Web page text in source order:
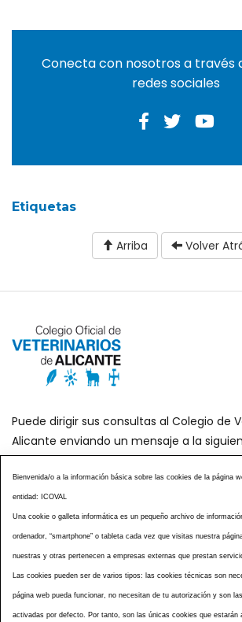
Conecta con nosotros a través
redes sociales
Etiquetas
Arriba Volver
Puede dirigir sus consultas al Colegio de
Alicante enviando un mensaje a la
secretaria@icoval.org
¿SABÍAS QUÉ?
CENTROS VETERINARIOS
TABLÓN ANUNCIOS
CURSOS Y EVENTOS
TÉRMINOS Y
ESPECIAL COVID 19
Bienvenida/o a la información básica sobre las cookies de la página
entidad: ICOVAL
Una cookie o galleta informática es un pequeño archivo de
ordenador, “smartphone” o tableta cada vez que visitas nuestra
nuestras y otras pertenecen a empresas externas que prestan
Las cookies pueden ser de varios tipos: las cookies técnicas son
página web pueda funcionar, no necesitan de tu autorización y son
activadas por defecto. Por tanto, son las únicas cookies que estarán